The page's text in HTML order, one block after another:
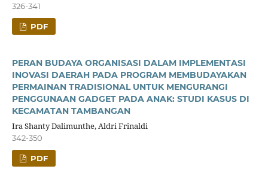
326-341
PDF
PERAN BUDAYA ORGANISASI DALAM IMPLEMENTASI
INOVASI DAERAH PADA PROGRAM MEMBUDAYAKAN
PERMAINAN TRADISIONAL UNTUK MENGURANGI
PENGGUNAAN GADGET PADA ANAK: STUDI KASUS DI
KECAMATAN TAMBANGAN
Ira Shanty Dalimunthe, Aldri Frinaldi
342-350
PDF